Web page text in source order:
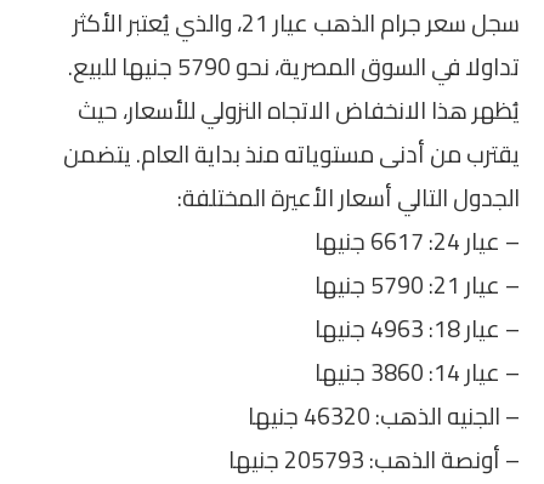
سجل سعر جرام الذهب عيار 21، والذي يُعتبر الأكثر
تداولا في السوق المصرية، نحو 5790 جنيها للبيع.
يُظهر هذا الانخفاض الاتجاه النزولي للأسعار، حيث
يقترب من أدنى مستوياته منذ بداية العام. يتضمن
الجدول التالي أسعار الأعيرة المختلفة:
– عيار 24: 6617 جنيها
– عيار 21: 5790 جنيها
– عيار 18: 4963 جنيها
– عيار 14: 3860 جنيها
– الجنيه الذهب: 46320 جنيها
– أونصة الذهب: 205793 جنيها